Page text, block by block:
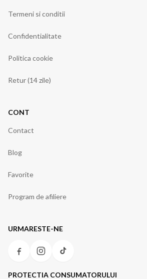
Termeni si conditii
Confidentialitate
Politica cookie
Retur (14 zile)
CONT
Contact
Blog
Favorite
Program de afiliere
URMARESTE-NE
PROTECTIA CONSUMATORULUI